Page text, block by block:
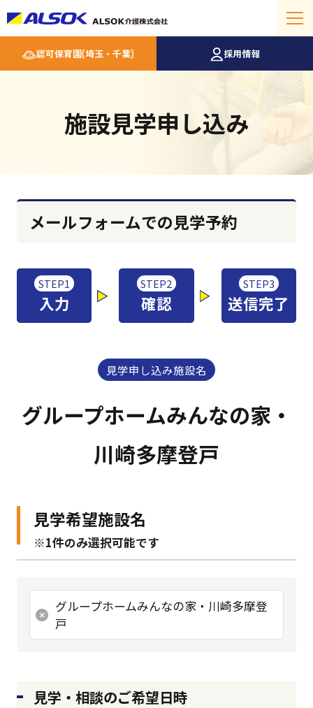
認可保育園(埼玉・千葉) 採用情報
施設見学申し込み
メールフォームでの見学予約
STEP1
入力
STEP2
確認
STEP3
送信完了
見学申し込み施設名
グループホームみんなの家・
川崎多摩登戸
見学希望施設名
※1件のみ選択可能です
グループホームみんなの家・川崎多摩登
戸
見学・相談のご希望日時